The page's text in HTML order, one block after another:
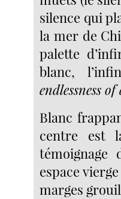
silence qui
la mer de
palette
blanc,
endlessness
Blanc
centre est
espace
marges